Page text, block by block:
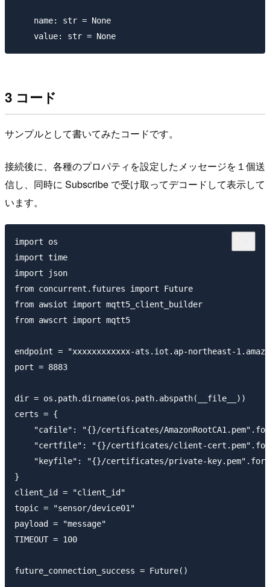
    name: str = None
3 コード
サンプルとして書いてみたコードです。
接続後に、各種のプロパティを設定したメッセージを１個送
信し、同時に Subscribe で受け取ってデコードして表示して
います。
import os
import time
import json
from concurrent.futures import Future
from awsiot import mqtt5_client_builder
from awscrt import mqtt5
endpoint = "xxxxxxxxxxxx-ats.iot.ap-northeast-
port = 8883
dir = os.path.dirname(os.path.abspath(__file__))
certs = {
"cafile": "{}/certificates/
"certfile": "{}/certificates/client-
"keyfile": "{}/certificates/private-
}
client_id = "client_id"
topic = "sensor/device01"
payload = "message"
TIMEOUT = 100
future_connection_success = Future()